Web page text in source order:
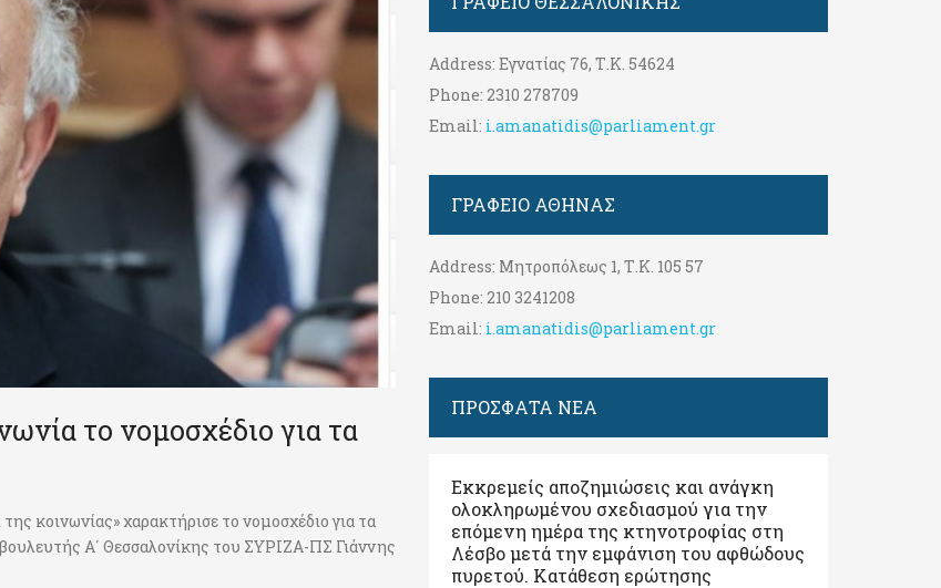
το νομοσχέδιο για τα
κοινωνίας» χαρακτήρισε το νομοσχέδιο για τα
Α΄ Θεσσαλονίκης του ΣΥΡΙΖΑ-ΠΣ Γιάννης
Address: Εγνατίας 76, Τ.Κ. 54624
Phone: 2310 278709
Email: i.amanatidis@parliament.gr
ΓΡΑΦΕΊΟ ΑΘΉΝΑΣ
Address: Μητροπόλεως 1, Τ.Κ. 105 57
Phone: 210 3241208
Email: i.amanatidis@parliament.gr
ΠΡΟΣΦΑΤΑ ΝΕΑ
Εκκρεμείς αποζημιώσεις και ανάγκη
ολοκληρωμένου σχεδιασμού για την
επόμενη ημέρα της κτηνοτροφίας στη
Λέσβο μετά την εμφάνιση του αφθώδους
πυρετού. Kατάθεση ερώτησης